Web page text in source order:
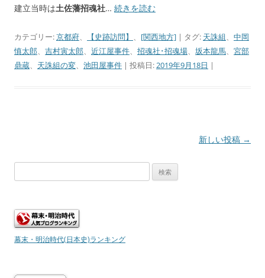
建立当時は土佐藩招魂社… 続きを読む
カテゴリー:京都府、 【史跡訪問】 、 [関西地方] | タグ: 天誅組、 中岡
慎太郎、 吉村寅太郎、 近江屋事件、 招魂社･招魂場、 坂本龍馬、 宮部
鼎蔵、 天誅組の変、 池田屋事件 | 投稿日:2019年9月18日 |
ー
シ
ン
新しい投稿 →
索:
幕末・明治時代(日本史)ランキング